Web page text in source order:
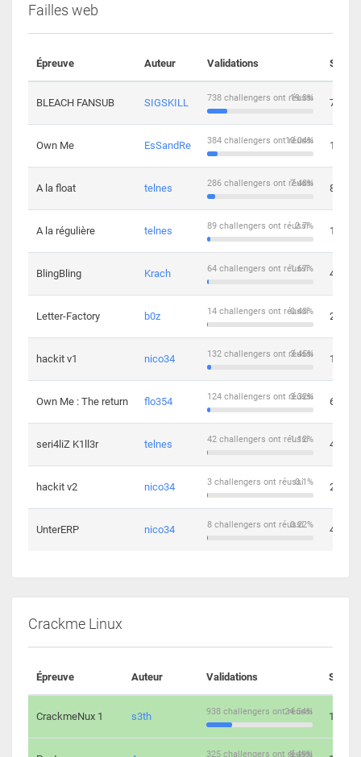
Failles web
Épreuve Auteur Validations
BLEACH FANSUB SIGSKILL 19.3%
738 challengers ont réussi 7
Own Me EsSandRe 10.04%
384 challengers ont réussi 13
A la float telnes 7.48%
286 challengers ont réussi 8
A la régulière telnes 2.7%
89 challengers ont réussi 10
BlingBling Krach 1.67%
64 challengers ont réussi 4
Letter-Factory b0z 0.43%
14 challengers ont réussi 2
hackit v1 nico34 3.45%
132 challengers ont réussi 12
Own Me : The return flo354 3.32%
124 challengers ont réussi 6
seri4liZ K1ll3r telnes 1.12%
42 challengers ont réussi 4
hackit v2 nico34 0.1%
3 challengers ont réussi 2
UnterERP nico34 0.22%
8 challengers ont réussi 4
Crackme Linux
Épreuve Auteur Validations
CrackmeNux 1 s3th 24.54%
938 challengers ont réussi 14
8.49%
325 challengers ont réussi